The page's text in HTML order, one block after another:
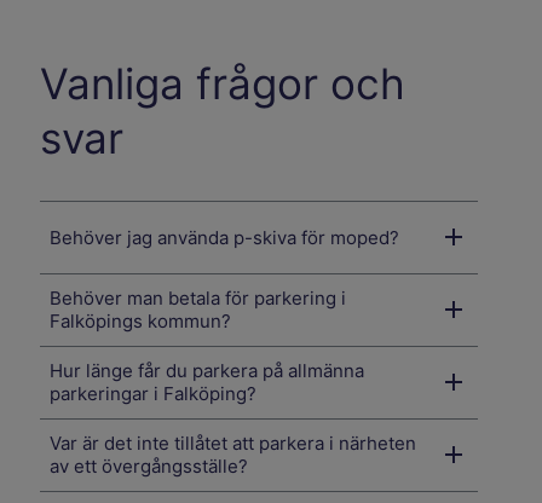
Vanliga frågor och
svar
Behöver jag använda p-skiva för moped?
Behöver man betala för parkering i
Falköpings kommun?
Hur länge får du parkera på allmänna
parkeringar i Falköping?
Var är det inte tillåtet att parkera i närheten
av ett övergångsställe?